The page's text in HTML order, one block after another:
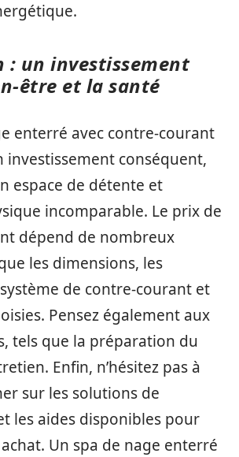
: un investissement
être et la santé
enterré avec contre-courant
investissement conséquent,
espace de détente et
incomparable. Le prix de
dépend de nombreux
les dimensions, les
de contre-courant et
Pensez également aux
tels que la préparation du
Enfin, n’hésitez pas à
sur les solutions de
les aides disponibles pour
Un spa de nage enterré